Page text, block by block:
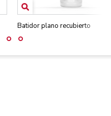
Batidor plano recubierto